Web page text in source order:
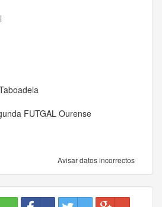
FUTGAL Ourense
Avisar datos incorrectos